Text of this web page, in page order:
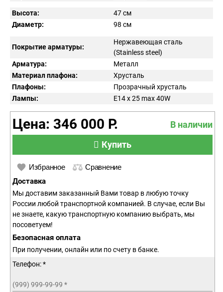
Высота:
47 см
Диаметр:
98 см
Покрытие арматуры:
Нержавеющая сталь
(Stainless steel)
Арматура:
Металл
Материал плафона:
Хрусталь
Плафоны:
Прозрачный хрусталь
Лампы:
E14 x 25 max 40W
Цена: 346 000 Р.
В наличии
Купить
Избранное Сравнение
Доставка
Мы доставим заказанный Вами товар в любую точку
России любой транспортной компанией. В случае, если Вы
не знаете, какую транспортную компанию выбрать, мы
посоветуем!
Безопасная оплата
При получении, онлайн или по счету в банке.
Телефон: *
(999) 999-99-99 *